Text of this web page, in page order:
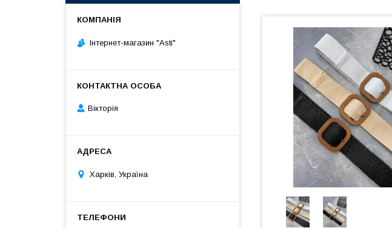
Інтернет-магазин "Asti"
Вікторія
Харків, Україна